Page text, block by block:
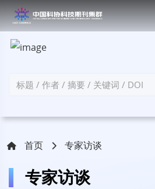
首页 专家访谈
专家访谈